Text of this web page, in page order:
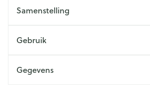
Samenstelling
Gebruik
Gegevens